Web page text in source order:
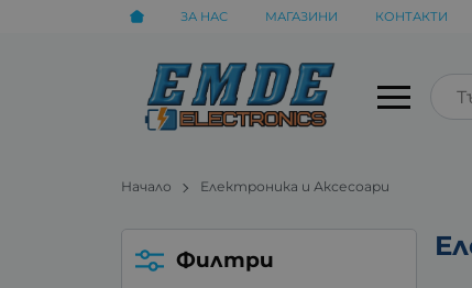
ЗА НАС МАГАЗИНИ КОНТАКТИ
Начало Електроника и Аксесоари
Филтри